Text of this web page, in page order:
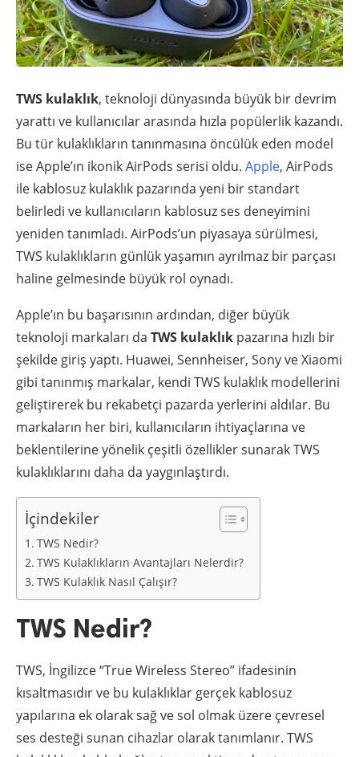
TWS kulaklık, teknoloji dünyasında büyük bir devrim
yarattı ve kullanıcılar arasında hızla popülerlik kazandı.
Bu tür kulaklıkların tanınmasına öncülük eden model
ise Apple’ın ikonik AirPods serisi oldu. Apple, AirPods
ile kablosuz kulaklık pazarında yeni bir standart
belirledi ve kullanıcıların kablosuz ses deneyimini
yeniden tanımladı. AirPods’un piyasaya sürülmesi,
TWS kulaklıkların günlük yaşamın ayrılmaz bir parçası
haline gelmesinde büyük rol oynadı.
Apple’ın bu başarısının ardından, diğer büyük
teknoloji markaları da TWS kulaklık pazarına hızlı bir
şekilde giriş yaptı. Huawei, Sennheiser, Sony ve Xiaomi
gibi tanınmış markalar, kendi TWS kulaklık modellerini
geliştirerek bu rekabetçi pazarda yerlerini aldılar. Bu
markaların her biri, kullanıcıların ihtiyaçlarına ve
beklentilerine yönelik çeşitli özellikler sunarak TWS
kulaklıklarını daha da yaygınlaştırdı.
İçindekiler
TWS Nedir?
TWS Kulaklıkların Avantajları Nelerdir?
TWS Kulaklık Nasıl Çalışır?
TWS Nedir?
TWS, İngilizce “True Wireless Stereo” ifadesinin
kısaltmasıdır ve bu kulaklıklar gerçek kablosuz
yapılarına ek olarak sağ ve sol olmak üzere çevresel
ses desteği sunan cihazlar olarak tanımlanır. TWS